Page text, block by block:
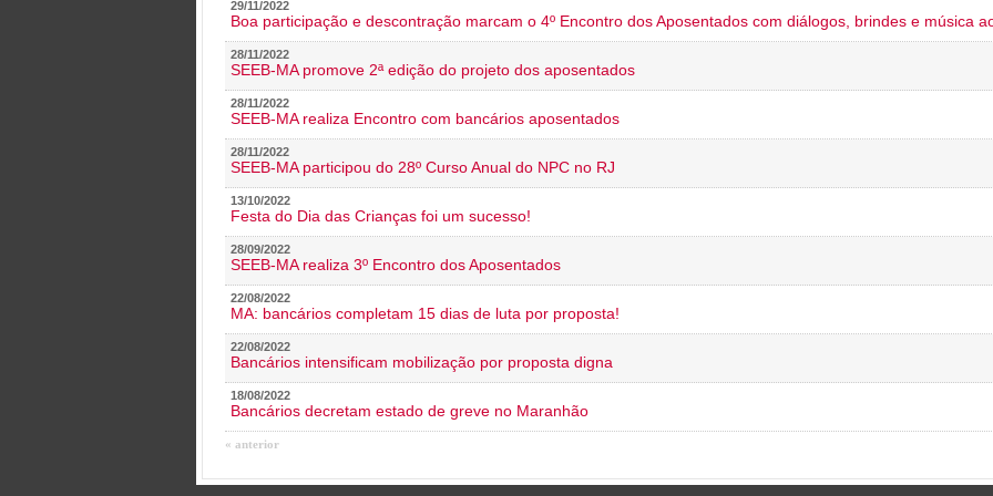
29/11/2022
Boa participação e descontração marcam o 4º Encontro dos Aposentados com diálogos, brindes e música
28/11/2022
SEEB-MA promove 2ª edição do projeto dos aposentados
28/11/2022
SEEB-MA realiza Encontro com bancários aposentados
28/11/2022
SEEB-MA participou do 28º Curso Anual do NPC no RJ
13/10/2022
Festa do Dia das Crianças foi um sucesso!
28/09/2022
SEEB-MA realiza 3º Encontro dos Aposentados
22/08/2022
MA: bancários completam 15 dias de luta por proposta!
22/08/2022
Bancários intensificam mobilização por proposta digna
18/08/2022
Bancários decretam estado de greve no Maranhão
« anterior